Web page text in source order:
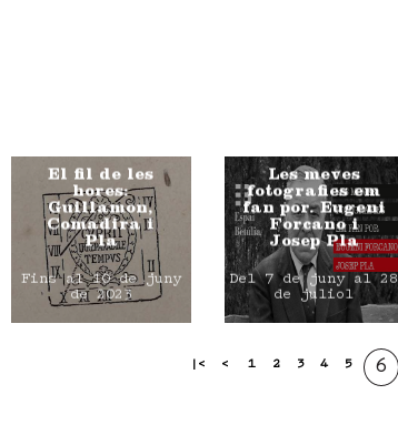
El fil de les
hores:
Guillamon,
Comadira i
Pla
Fins al 10 de juny
de 2023
Les meves
fotografies em
fan por. Eugeni
Forcano i
Josep Pla
Del 7 de juny al 28
de juliol
|< < 1 2 3 4 5 6